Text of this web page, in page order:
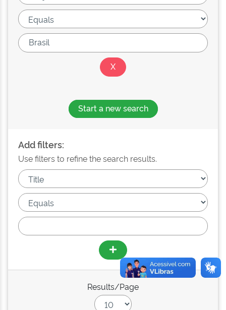
Start a new search
Add filters:
Use filters to refine the search results.
Results/Page